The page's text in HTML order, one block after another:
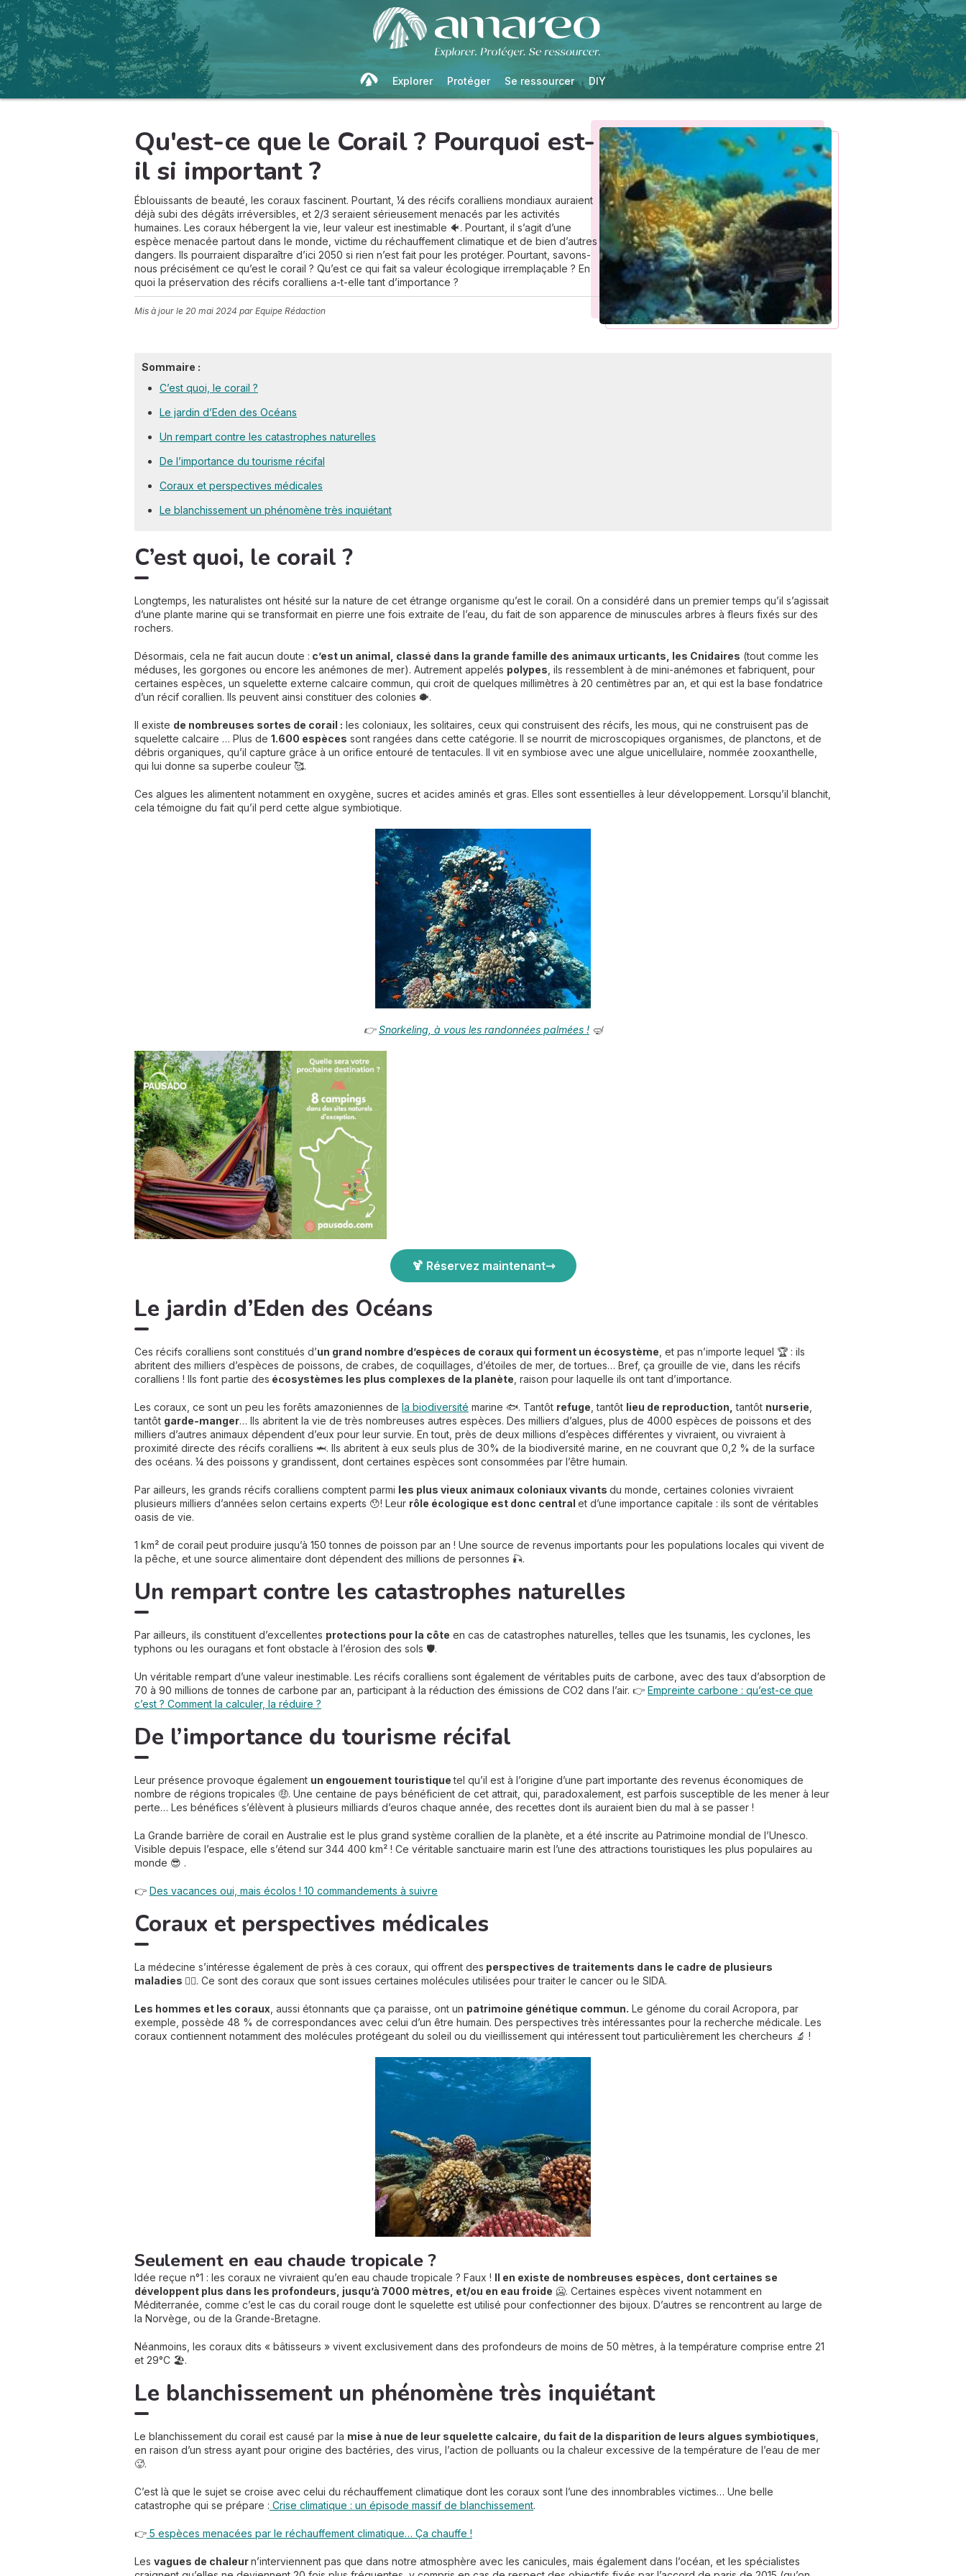
Explorer Protéger Se ressourcer DIY
Qu'est-ce que le Corail ? Pourquoi est-
il si important ?
Éblouissants de beauté, les coraux fascinent. Pourtant, ¼ des récifs coralliens mondiaux auraient
déjà subi des dégâts irréversibles, et 2/3 seraient sérieusement menacés par les activités
humaines. Les coraux hébergent la vie, leur valeur est inestimable 🐠. Pourtant, il s’agit d’une
espèce menacée partout dans le monde, victime du réchauffement climatique et de bien d’autres
dangers. Ils pourraient disparaître d’ici 2050 si rien n’est fait pour les protéger. Pourtant, savons-
nous précisément ce qu’est le corail ? Qu’est ce qui fait sa valeur écologique irremplaçable ? En
quoi la préservation des récifs coralliens a-t-elle tant d’importance ?
Mis à jour le 20 mai 2024 par Equipe Rédaction
Sommaire :
C’est quoi, le corail ?
Le jardin d’Eden des Océans
Un rempart contre les catastrophes naturelles
De l’importance du tourisme récifal
Coraux et perspectives médicales
Le blanchissement un phénomène très inquiétant
C’est quoi, le corail ?
Longtemps, les naturalistes ont hésité sur la nature de cet étrange organisme qu’est le corail. On a considéré dans un premier temps qu’il s’agissait
d’une plante marine qui se transformait en pierre une fois extraite de l’eau, du fait de son apparence de minuscules arbres à fleurs fixés sur des
rochers.
Désormais, cela ne fait aucun doute : c’est un animal, classé dans la grande famille des animaux urticants, les Cnidaires (tout comme les
méduses, les gorgones ou encore les anémones de mer). Autrement appelés polypes , ils ressemblent à de mini-anémones et fabriquent, pour
certaines espèces, un squelette externe calcaire commun, qui croit de quelques millimètres à 20 centimètres par an, et qui est la base fondatrice
d’un récif corallien. Ils peuvent ainsi constituer des colonies 🐡.
Il existe de nombreuses sortes de corail : les coloniaux, les solitaires, ceux qui construisent des récifs, les mous, qui ne construisent pas de
squelette calcaire … Plus de 1.600 espèces sont rangées dans cette catégorie. Il se nourrit de microscopiques organismes, de planctons, et de
débris organiques, qu’il capture grâce à un orifice entouré de tentacules. Il vit en symbiose avec une algue unicellulaire, nommée zooxanthelle,
qui lui donne sa superbe couleur 🥰.
Ces algues les alimentent notamment en oxygène, sucres et acides aminés et gras. Elles sont essentielles à leur développement. Lorsqu’il blanchit,
cela témoigne du fait qu’il perd cette algue symbiotique.
👉Snorkeling, à vous les randonnées palmées ! 🤿
🍹 Réservez maintenant
Le jardin d’Eden des Océans
Ces récifs coralliens sont constitués d’un grand nombre d’espèces de coraux qui forment un écosystème, et pas n’importe lequel 🏆 : ils
abritent des milliers d’espèces de poissons, de crabes, de coquillages, d’étoiles de mer, de tortues… Bref, ça grouille de vie, dans les récifs
coralliens ! Ils font partie des écosystèmes les plus complexes de la planète, raison pour laquelle ils ont tant d’importance.
Les coraux, ce sont un peu les forêts amazoniennes de la biodiversité marine 🐟. Tantôt refuge, tantôt lieu de reproduction, tantôt nurserie,
tantôt garde-manger… Ils abritent la vie de très nombreuses autres espèces. Des milliers d’algues, plus de 4000 espèces de poissons et des
milliers d’autres animaux dépendent d’eux pour leur survie. En tout, près de deux millions d’espèces différentes y vivraient, ou vivraient à
proximité directe des récifs coralliens 🦈. Ils abritent à eux seuls plus de 30% de la biodiversité marine, en ne couvrant que 0,2 % de la surface
des océans. ¼ des poissons y grandissent, dont certaines espèces sont consommées par l’être humain.
Par ailleurs, les grands récifs coralliens comptent parmi les plus vieux animaux coloniaux vivants du monde, certaines colonies vivraient
plusieurs milliers d’années selon certains experts 😯! Leur rôle écologique est donc central et d’une importance capitale : ils sont de véritables
oasis de vie.
1 km² de corail peut produire jusqu’à 150 tonnes de poisson par an ! Une source de revenus importants pour les populations locales qui vivent de
la pêche, et une source alimentaire dont dépendent des millions de personnes 🎣.
Un rempart contre les catastrophes naturelles
Par ailleurs, ils constituent d’excellentes protections pour la côte en cas de catastrophes naturelles, telles que les tsunamis, les cyclones, les
typhons ou les ouragans et font obstacle à l’érosion des sols 🛡️.
Un véritable rempart d’une valeur inestimable. Les récifs coralliens sont également de véritables puits de carbone, avec des taux d’absorption de
70 à 90 millions de tonnes de carbone par an, participant à la réduction des émissions de CO2 dans l’air. 👉 Empreinte carbone : qu’est-ce que
c’est ? Comment la calculer, la réduire ?
De l’importance du tourisme récifal
Leur présence provoque également un engouement touristiquetel qu’il est à l’origine d’une part importante des revenus économiques de
nombre de régions tropicales 🤑. Une centaine de pays bénéficient de cet attrait, qui, paradoxalement, est parfois susceptible de les mener à leur
perte… Les bénéfices s’élèvent à plusieurs milliards d’euros chaque année, des recettes dont ils auraient bien du mal à se passer !
La Grande barrière de corail en Australie est le plus grand système corallien de la planète, et a été inscrite au Patrimoine mondial de l’Unesco.
Visible depuis l’espace, elle s’étend sur 344 400 km² ! Ce véritable sanctuaire marin est l’une des attractions touristiques les plus populaires au
monde 😎 .
👉 Des vacances oui, mais écolos ! 10 commandements à suivre
Coraux et perspectives médicales
La médecine s’intéresse également de près à ces coraux, qui offrent des perspectives de traitements dans le cadre de plusieurs
maladies 👨‍⚕️. Ce sont des coraux que sont issues certaines molécules utilisées pour traiter le cancer ou le SIDA.
Les hommes et les coraux, aussi étonnants que ça paraisse, ont un patrimoine génétique commun. Le génome du corail Acropora, par
exemple, possède 48 % de correspondances avec celui d’un être humain. Des perspectives très intéressantes pour la recherche médicale. Les
coraux contiennent notamment des molécules protégeant du soleil ou du vieillissement qui intéressent tout particulièrement les chercheurs 🔬 !
Seulement en eau chaude tropicale ?
Idée reçue n°1 : les coraux ne vivraient qu’en eau chaude tropicale ? Faux !
Il en existe de nombreuses espèces, dont certaines se
développent plus dans les profondeurs, jusqu’à 7000 mètres, et/ou en eau froide 🥶. Certaines espèces vivent notamment en
Méditerranée, comme c’est le cas du corail rouge dont le squelette est utilisé pour confectionner des bijoux. D’autres se rencontrent au large de
la Norvège, ou de la Grande-Bretagne.
Néanmoins, les coraux dits « bâtisseurs » vivent exclusivement dans des profondeurs de moins de 50 mètres, à la température comprise entre 21
et 29°C 🏖️.
Le blanchissement un phénomène très inquiétant
Le blanchissement du corail est causé par la mise à nue de leur squelette calcaire, du fait de la disparition de leurs algues symbiotiques,
en raison d’un stress ayant pour origine des bactéries, des virus, l’action de polluants ou la chaleur excessive de la température de l’eau de mer
🥵.
C’est là que le sujet se croise avec celui du réchauffement climatique dont les coraux sont l’une des innombrables victimes… Une belle
catastrophe qui se prépare : Crise climatique : un épisode massif de blanchissement.
👉 5 espèces menacées par le réchauffement climatique… Ça chauffe !
Les vagues de chaleurn’interviennent pas que dans notre atmosphère avec les canicules, mais également dans l’océan, et les spécialistes